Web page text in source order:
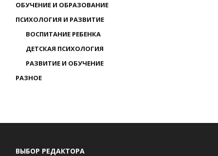
ОБУЧЕНИЕ И ОБРАЗОВАНИЕ
ПСИХОЛОГИЯ И РАЗВИТИЕ
ВОСПИТАНИЕ РЕБЕНКА
ДЕТСКАЯ ПСИХОЛОГИЯ
РАЗВИТИЕ И ОБУЧЕНИЕ
РАЗНОЕ
ВЫБОР РЕДАКТОРА